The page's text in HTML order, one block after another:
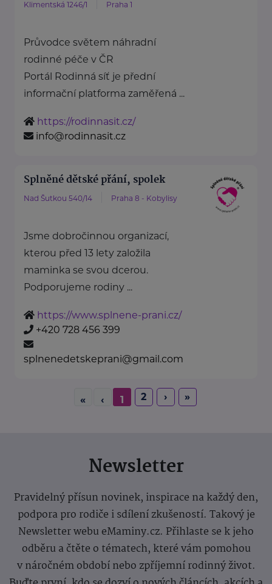
Klimentská 1246/1 Praha 1
Průvodce světem náhradní
rodinné péče v ČR
Portál Rodinná síť je přední
informační platforma zaměřená ...
https://rodinnasit.cz/
info@rodinnasit.cz
Splněné dětské přání, spolek
Nad Šutkou 540/14 Praha 8 - Kobylisy
Jsme dobročinnou organizací,
kterou před 13 lety založila
maminka se svou dcerou.
Podporujeme rodiny ...
https://www.splnene-prani.cz/
+420 728 456 399
splnenedetskeprani@gmail.com
« ‹ 1 2 › »
Newsletter
Pravidelný přísun novinek, inspirace na každý den,
podpora pro rodiče i sdílení zkušeností. Takový je
Newsletter webu eMaminy.cz. Přihlaste se k jeho
odběru a čtěte o tématech, které vám pomohou
v náročném období nebo zpříjemní rodinný život.